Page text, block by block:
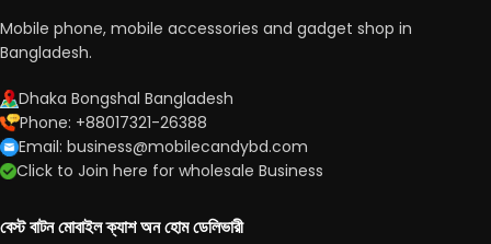
Mobile phone, mobile accessories and gadget shop in
Bangladesh.
Dhaka Bongshal Bangladesh
Phone: +88017321-26388
Email: business@mobilecandybd.com
Click to Join here for wholesale Business
বেস্ট বাটন মোবাইল ক্যাশ অন হোম ডেলিভারী